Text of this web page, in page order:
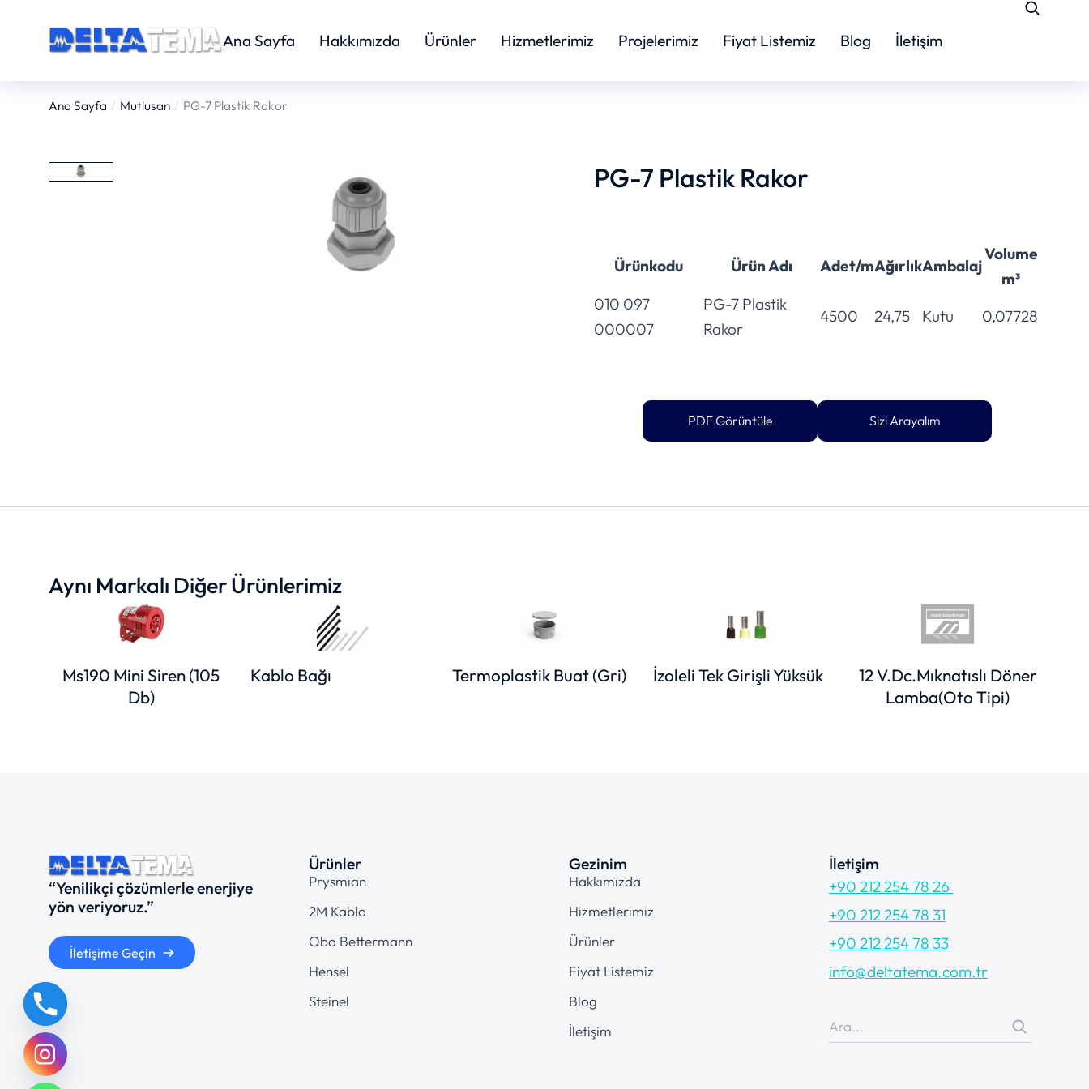
Ana Sayfa Hakkımızda Ürünler Hizmetlerimiz Projelerimiz Fiyat Listemiz Blog İletişim
You are here:
Ana Sayfa Mutlusan PG-7 Plastik Rakor
PG-7 Plastik Rakor
Ürünkodu Ürün Adı Adet/mAğırlıkAmbalaj
Volume
m³
010 097
000007
PG-7 Plastik
Rakor
4500 24,75 Kutu 0,07728
PDF Görüntüle Sizi Arayalım
Aynı Markalı Diğer Ürünlerimiz
Ms190 Mini Siren (105
Db)
Kablo Bağı Termoplastik Buat (Gri) İzoleli Tek Girişli Yüksük
12 V.Dc.Mıknatıslı Döner
Lamba(Oto Tipi)
“Yenilikçi çözümlerle enerjiye
yön veriyoruz.”
İletişime Geçin
Ürünler
Prysmian
2M Kablo
Obo Bettermann
Hensel
Steinel
Gezinim
Hakkımızda
Hizmetlerimiz
Ürünler
Fiyat Listemiz
Blog
İletişim
İletişim
+90 212 254 78 26
+90 212 254 78 31
+90 212 254 78 33
info@deltatema.com.tr